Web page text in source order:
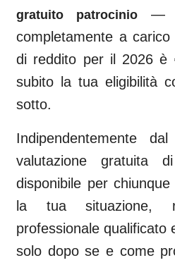
gratuito patrocinio—
completamente a
di reddito per il 2026 è
subito la tua eligibilità
sotto.
Indipendentemente
valutazione gratuita
disponibile per chiunque
la tua situazione,
professionale qualificato
solo dopo se e come